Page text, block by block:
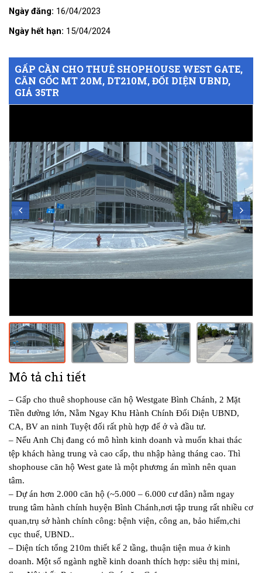
GẤP CẦN CHO THUÊ SHOPHOUSE WEST GATE,
CĂN GỐC MT 20M, DT210M, ĐỐI DIỆN UBND,
GIÁ 35TR
Mô tả chi tiết
– Gấp cho thuê shophouse căn hộ Westgate Bình Chánh, 2 Mặt
Tiền đường lớn, Nằm Ngay Khu Hành Chính Đối Diện UBND,
CA, BV an ninh Tuyệt đối rất phù hợp để ở và đầu tư.
– Nếu Anh Chị đang có mô hình kinh doanh và muốn khai thác
tệp khách hàng trung và cao cấp, thu nhập hàng tháng cao. Thì
shophouse căn hộ West gate là một phương án mình nên quan
tâm.
– Dự án hơn 2.000 căn hộ (~5.000 – 6.000 cư dân) nằm ngay
trung tâm hành chính huyện Bình Chánh,nơi tập trung rất nhiều cơ
quan,trụ sở hành chính công: bệnh viện, công an, bảo hiểm,chi
cục thuế, UBND..
– Diện tích tổng 210m thiết kế 2 tầng, thuận tiện mua ở kinh
doanh. Một số ngành nghề kinh doanh thích hợp: siêu thị mini,
Ngày đăng: 16/04/2023
Ngày hết hạn: 15/04/2024